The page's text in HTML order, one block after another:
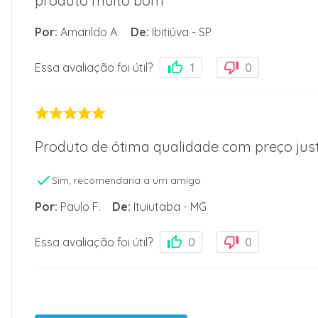
Por: Amarildo A. De: Ibitiúva - SP
Essa avaliação foi útil? 1 0
Produto de ótima qualidade com preço
Sim, recomendaria a um amigo
Por: Paulo F. De: Ituiutaba - MG
Essa avaliação foi útil? 0 0